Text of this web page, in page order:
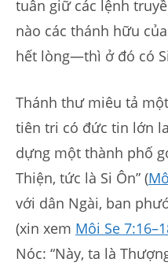
tuân giữ các lệnh
nào các thánh hữu
hết lòng—thì ở đó có
Thánh thư miêu tả
tiên tri có đức tin lớn
dựng một thành phố
Thiện, tức là Si Ôn” (
với dân Ngài, ban
(xin xem Môi Se
Nóc: “Này, ta là